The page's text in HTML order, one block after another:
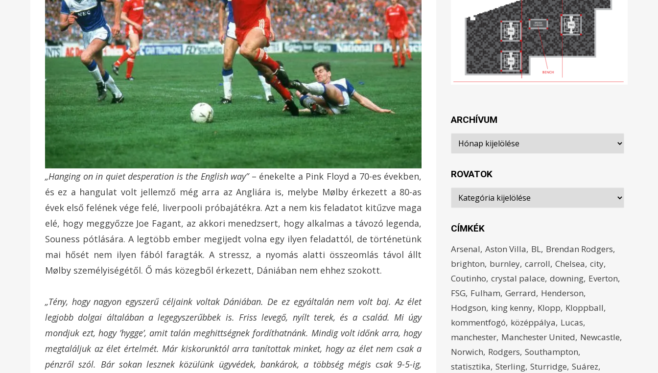
„Hanging on in quiet desperation is the English way”– énekelte a Pink Floyd a 70-es években,
és ez a hangulat volt jellemző még arra az Angliára is, melybe Mølby érkezett a 80-as
évek első felének vége felé, liverpooli próbajátékra. Azt a nem kis feladatot kitűzve maga
elé, hogy meggyőzze Joe Fagant, az akkori menedzsert, hogy alkalmas a távozó legenda,
Souness pótlására. A legtöbb ember megijedt volna egy ilyen feladattól, de történetünk
mai hősét nem ilyen fából faragták. A stressz, a nyomás alatti összeomlás távol állt
Mølby személyiségétől. Ő más közegből érkezett, Dániában nem ehhez szokott.
„Tény, hogy nagyon egyszerű céljaink voltak Dániában. De ez egyáltalán nem volt baj. Az élet
legjobb dolgai általában a legegyszerűbbek is. Friss levegő, nyílt terek, és a család. Mi úgy
mondjuk ezt, hogy ’hygge’, amit talán meghittségnek fordíthatnánk. Mindig volt időnk arra, hogy
megtaláljuk az élet értelmét. Már kiskorunktól arra tanítottak minket, hogy az élet nem csak a
pénzről szól. Bár sokan lesznek közülünk ügyvédek, bankárok, a többség mégis csak 9-5-ig,
ARCHÍVUM
Archívum
ROVATOK
Rovatok
CÍMKÉK
Arsenal Aston Villa BL Brendan Rodgers
brighton burnley carroll Chelsea city
Coutinho crystal palace downing Everton
FSG Fulham Gerrard Henderson
Hodgson king kenny Klopp Kloppball
kommentfogó középpálya Lucas
manchester Manchester United Newcastle
Norwich Rodgers Southampton
statisztika Sterling Sturridge Suárez